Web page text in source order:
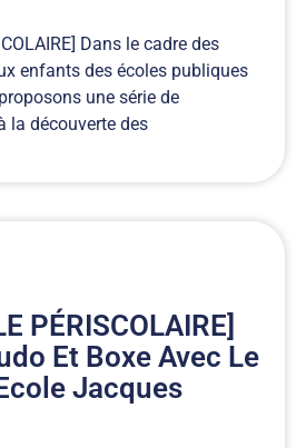
Dans le cadre des
enfants des écoles publiques
une série de
la découverte des
Et Boxe Avec Le
Jacques